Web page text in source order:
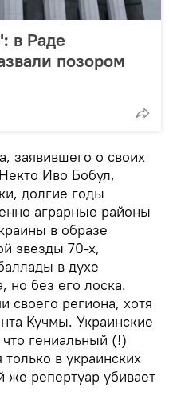
в Раде
позором
заявившего о своих
Иво Бобул,
долгие годы
аграрные районы
в образе
звезды 70-х,
в духе
но без его лоска.
своего региона, хотя
Кучмы. Украинские
гениальный (!)
в украинских
же репертуар убивает